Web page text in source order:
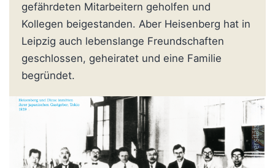
gefährdeten Mitarbeitern geholfen und
Kollegen beigestanden. Aber Heisenberg hat in
Leipzig auch lebenslange Freundschaften
geschlossen, geheiratet und eine Familie
begründet.